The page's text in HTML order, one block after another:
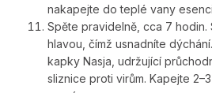
nakapejte do teplé vany
Spěte pravidelně, cca 7
hlavou, čímž usnadníte
kapky Nasja, udržující
sliznice proti virům. Kapejte